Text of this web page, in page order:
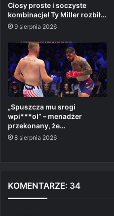
Ciosy proste i soczyste
kombinacje! Ty Miller rozbił…
9 sierpnia 2026
„Spuszcza mu srogi
wpi***ol” – menadżer
przekonany, że…
8 sierpnia 2026
KOMENTARZE: 34